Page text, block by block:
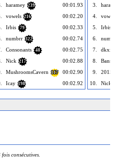
haramey 239
00:01.93
vowels 216
00:02.20
Irbis 79
00:02.33
numbrr 322
00:02.74
Consonants 48
00:02.75
Nick 217
00:02.88
MushroomsCavern 117
00:02.90
Icay 198 00:02.92
3.
4.
5.
Irbis
6.
7.
8.
9.
10.
Nick
consécutives.